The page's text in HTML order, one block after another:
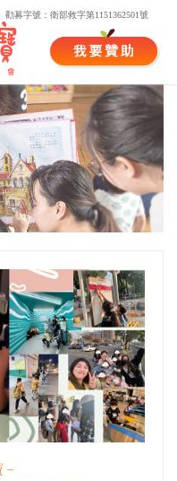
勸募字號：衛部救字第1151362501號